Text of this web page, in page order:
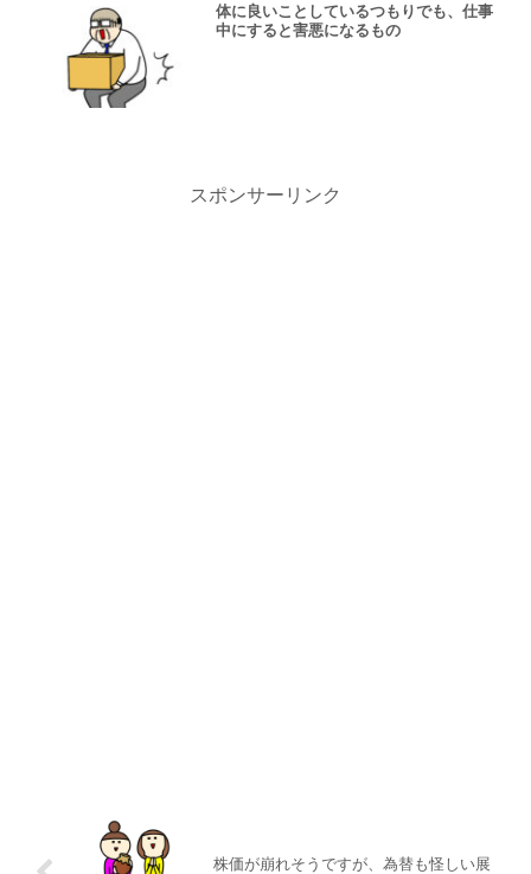
体に良いことしているつもりでも、仕事
中にすると害悪になるもの
スポンサーリンク
株価が崩れそうですが、為替も怪しい展